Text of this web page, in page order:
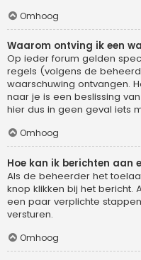
Omhoog
Waarom ontving ik een
Op ieder forum gelden
regels (volgens de
waarschuwing ontvangen.
naar je is een beslissing
hier dus in geen geval iets
Omhoog
Hoe kan ik berichten aan
Als de beheerder het
knop klikken bij het bericht.
een paar verplichte
versturen.
Omhoog